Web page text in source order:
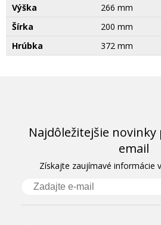
Výška
266 mm
Šírka
200 mm
Hrúbka
372 mm
Najdôležitejšie
email
Získajte zaujímavé informácie